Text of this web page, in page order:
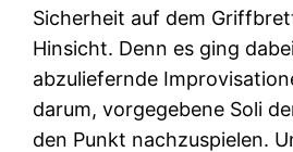
Sicherheit auf dem
Hinsicht. Denn es ging
abzuliefernde
darum, vorgegebene Soli
den Punkt nachzuspielen.